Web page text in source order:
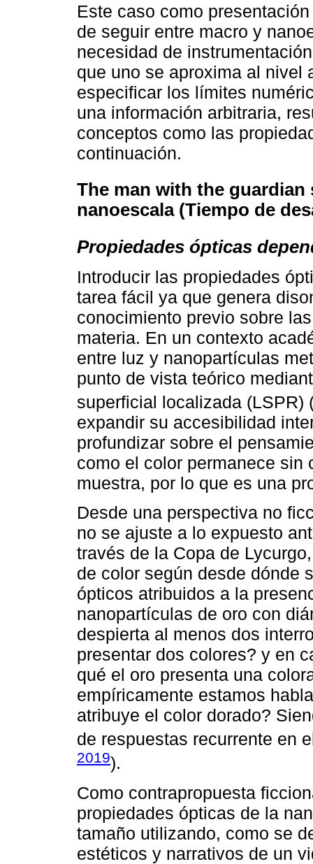
Este caso como
de seguir entre macro y
necesidad de
que uno se aproxima al nivel
especificar los límites
una información arbitraria,
conceptos como las
continuación.
The man with the
nanoescala (Tiempo de
Propiedades ópticas
Introducir las propiedades
tarea fácil ya que genera
conocimiento previo sobre
materia. En un contexto
entre luz y nanopartículas
punto de vista teórico
superficial localizada (LSPR)
expandir su accesibilidad
profundizar sobre el
como el color permanece sin
muestra, por lo que es una
Desde una perspectiva no
no se ajuste a lo expuesto
través de la Copa de
de color según desde dónde
ópticos atribuidos a la
nanopartículas de oro con
despierta al menos dos
presentar dos colores? y en
qué el oro presenta una
empíricamente estamos
atribuye el color dorado?
de respuestas recurrente en
2019).
Como contrapropuesta
propiedades ópticas de la
tamaño utilizando, como se
estéticos y narrativos de un